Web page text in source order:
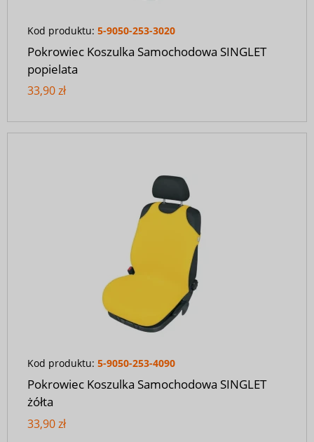
Kod produktu: 5-9050-253-3020
Pokrowiec Koszulka Samochodowa SINGLET
popielata
33,90 zł
Kod produktu: 5-9050-253-4090
Pokrowiec Koszulka Samochodowa SINGLET
żółta
33,90 zł